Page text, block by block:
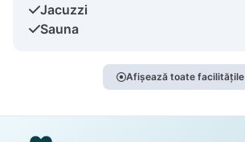
Jacuzzi
Sauna
Afișează toate facilitățile